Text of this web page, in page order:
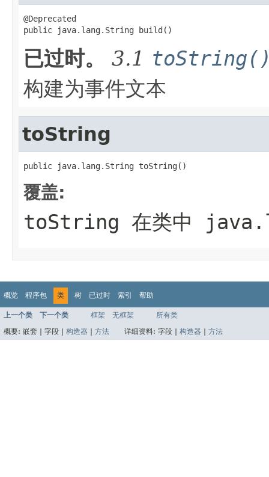
@Deprecated
public java.lang.String build()
已过时。 3.1
构建为事件文本
toString
public java.lang.String toString()
覆盖:
toString 在类中
概览 程序包 类 树 已过时 索引 帮助
上一个类 下一个类 框架 无框架
所有类
概要: 嵌套 | 字段 | 构造器 方法 详细资料: 字段 | 构造器 方法